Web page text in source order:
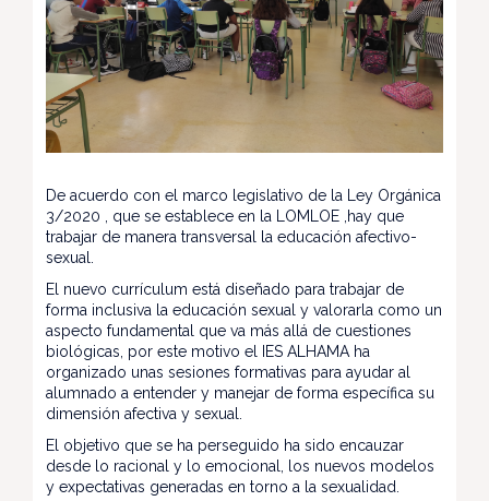
De acuerdo con el marco legislativo de la Ley Orgánica
3/2020 , que se establece en la LOMLOE ,hay que
trabajar de manera transversal la educación afectivo-
sexual.
El nuevo currículum está diseñado para trabajar de
forma inclusiva la educación sexual y valorarla como un
aspecto fundamental que va más allá de cuestiones
biológicas, por este motivo el IES ALHAMA ha
organizado unas sesiones formativas para ayudar al
alumnado a entender y manejar de forma específica su
dimensión afectiva y sexual.
El objetivo que se ha perseguido ha sido encauzar
desde lo racional y lo emocional, los nuevos modelos
y expectativas generadas en torno a la sexualidad.